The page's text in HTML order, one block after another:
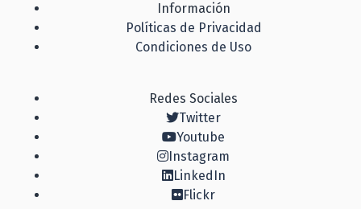
Información
Políticas de Privacidad
Condiciones de Uso
Redes Sociales
Twitter
Youtube
Instagram
LinkedIn
Flickr